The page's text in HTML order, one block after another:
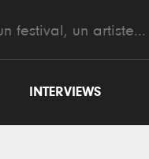
INTERVIEWS